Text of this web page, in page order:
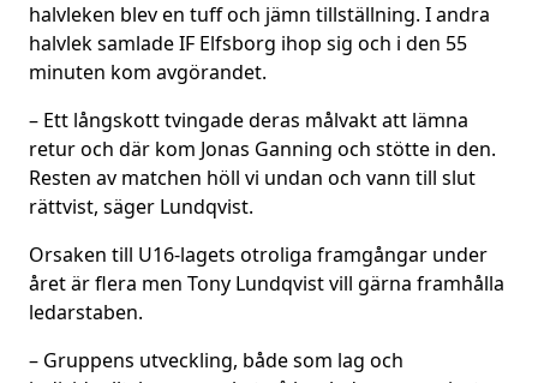
halvleken blev en tuff och jämn tillställning. I andra
halvlek samlade IF Elfsborg ihop sig och i den 55
minuten kom avgörandet.
– Ett långskott tvingade deras målvakt att lämna
retur och där kom Jonas Ganning och stötte in den.
Resten av matchen höll vi undan och vann till slut
rättvist, säger Lundqvist.
Orsaken till U16-lagets otroliga framgångar under
året är flera men Tony Lundqvist vill gärna framhålla
ledarstaben.
– Gruppens utveckling, både som lag och